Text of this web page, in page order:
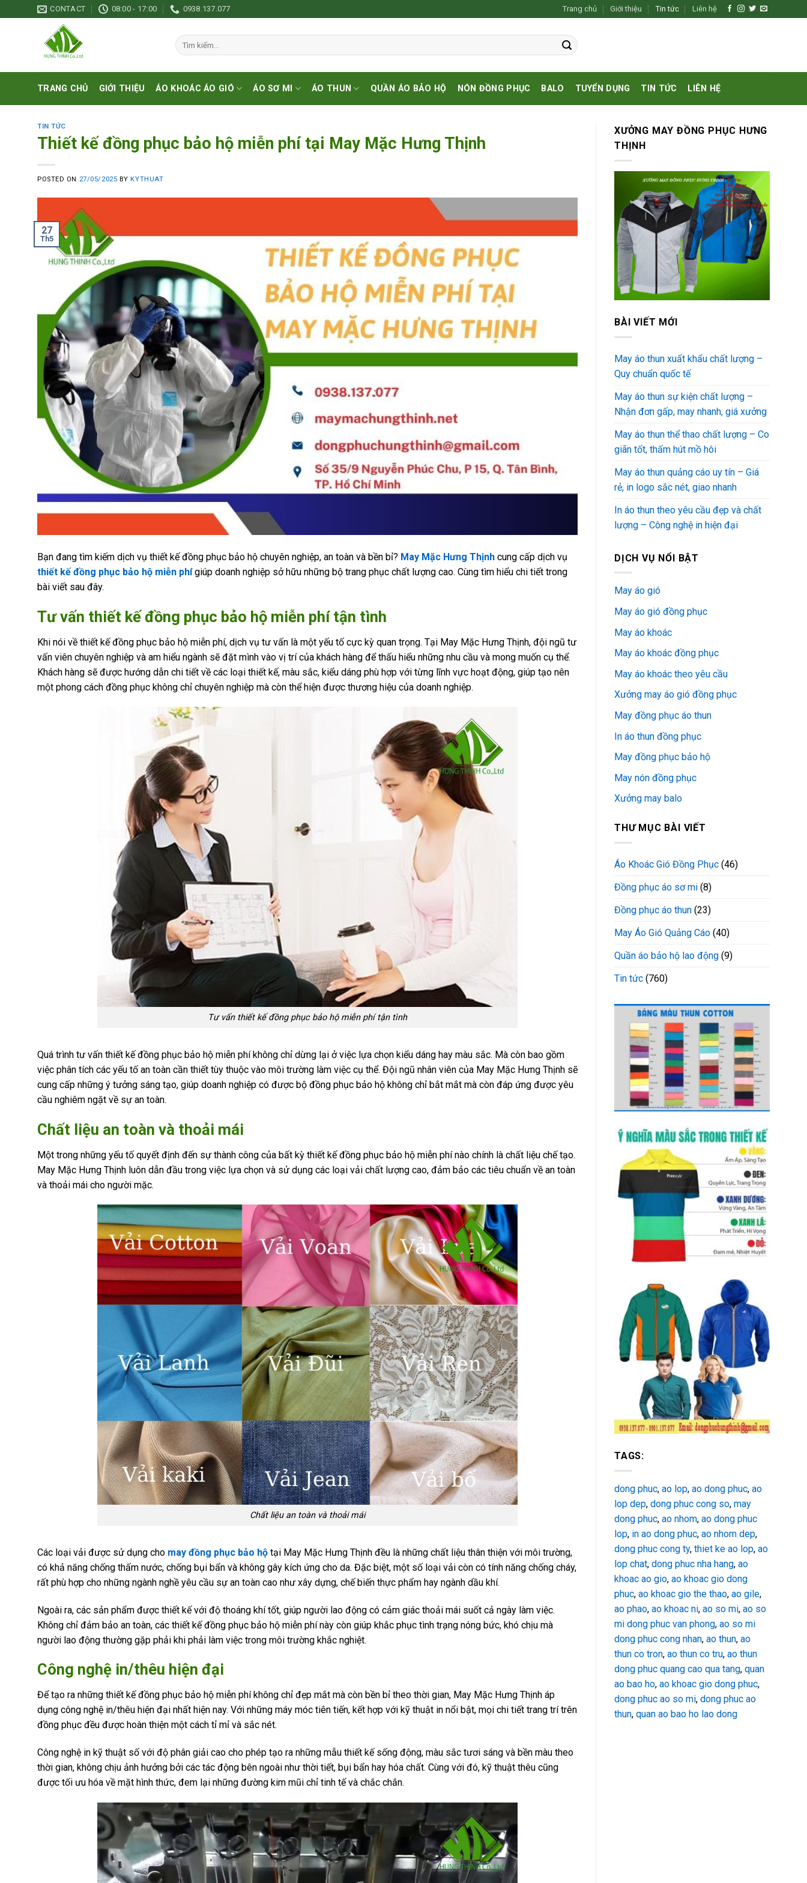
to
CONTACT 08:00 - 17:00 0938.137.077 Trang chủ Giới thiệu Tin tức Liên hệ
Tìm
kiếm:
TRANG CHỦ GIỚI THIỆU ÁO KHOÁC ÁO GIÓ ÁO SƠ MI ÁO THUN QUẦN ÁO BẢO HỘ NÓN ĐỒNG PHỤC BALO TUYỂN DỤNG TIN TỨC LIÊN HỆ
TIN TỨC
Thiết kế đồng phục bảo hộ miễn phí tại May Mặc Hưng Thịnh
POSTED ON 27/05/2025 BYKYTHUAT
27
Th5
Bạn đang tìm kiếm dịch vụ thiết kế đồng phục bảo hộ chuyên nghiệp, an toàn và bền bỉ? May Mặc Hưng Thịnh cung cấp dịch vụ
thiết kế đồng phục bảo hộ miễn phígiúp doanh nghiệp sở hữu những bộ trang phục chất lượng cao. Cùng tìm hiểu chi tiết trong
bài viết sau đây.
Tư vấn thiết kế đồng phục bảo hộ miễn phí tận tình
Khi nói về thiết kế đồng phục bảo hộ miễn phí, dịch vụ tư vấn là một yếu tố cực kỳ quan trọng. Tại May Mặc Hưng Thịnh, đội ngũ tư
vấn viên chuyên nghiệp và am hiểu ngành sẽ đặt mình vào vị trí của khách hàng để thấu hiểu những nhu cầu và mong muốn cụ thể.
Khách hàng sẽ được hướng dẫn chi tiết về các loại thiết kế, màu sắc, kiểu dáng phù hợp với từng lĩnh vực hoạt động, giúp tạo nên
một phong cách đồng phục không chỉ chuyên nghiệp mà còn thể hiện được thương hiệu của doanh nghiệp.
Tư vấn thiết kế đồng phục bảo hộ miễn phí tận tình
Quá trình tư vấn thiết kế đồng phục bảo hộ miễn phí không chỉ dừng lại ở việc lựa chọn kiểu dáng hay màu sắc. Mà còn bao gồm
việc phân tích các yếu tố an toàn cần thiết tùy thuộc vào môi trường làm việc cụ thể. Đội ngũ nhân viên của May Mặc Hưng Thịnh sẽ
cung cấp những ý tưởng sáng tạo, giúp doanh nghiệp có được bộ đồng phục bảo hộ không chỉ bắt mắt mà còn đáp ứng được yêu
cầu nghiêm ngặt về sự an toàn.
Chất liệu an toàn và thoải mái
Một trong những yếu tố quyết định đến sự thành công của bất kỳ thiết kế đồng phục bảo hộ miễn phí nào chính là chất liệu chế tạo.
May Mặc Hưng Thịnh luôn dẫn đầu trong việc lựa chọn và sử dụng các loại vải chất lượng cao, đảm bảo các tiêu chuẩn về an toàn
và thoải mái cho người mặc.
Chất liệu an toàn và thoải mái
Các loại vải được sử dụng cho may đồng phục bảo hộ tại May Mặc Hưng Thịnh đều là những chất liệu thân thiện với môi trường,
có khả năng chống thấm nước, chống bụi bẩn và không gây kích ứng cho da. Đặc biệt, một số loại vải còn có tính năng chống cháy,
rất phù hợp cho những ngành nghề yêu cầu sự an toàn cao như xây dựng, chế biến thực phẩm hay ngành dầu khí.
Ngoài ra, các sản phẩm được thiết kế với độ thoáng khí tốt, giúp người lao động có cảm giác thoải mái suốt cả ngày làm việc.
Không chỉ đảm bảo an toàn, các thiết kế đồng phục bảo hộ miễn phí này còn giúp khắc phục tình trạng nóng bức, khó chịu mà
người lao động thường gặp phải khi phải làm việc trong môi trường khắc nghiệt.
Công nghệ in/thêu hiện đại
Để tạo ra những thiết kế đồng phục bảo hộ miễn phí không chỉ đẹp mắt mà còn bền bỉ theo thời gian, May Mặc Hưng Thịnh áp
dụng công nghệ in/thêu hiện đại nhất hiện nay. Với những máy móc tiên tiến, kết hợp với kỹ thuật in nổi bật, mọi chi tiết trang trí trên
đồng phục đều được hoàn thiện một cách tỉ mỉ và sắc nét.
Công nghệ in kỹ thuật số với độ phân giải cao cho phép tạo ra những mẫu thiết kế sống động, màu sắc tươi sáng và bền màu theo
thời gian, không chịu ảnh hưởng bởi các tác động bên ngoài như thời tiết, bụi bẩn hay hóa chất. Cùng với đó, kỹ thuật thêu cũng
được tối ưu hóa về mặt hình thức, đem lại những đường kim mũi chỉ tinh tế và chắc chắn.
XƯỞNG MAY ĐỒNG PHỤC HƯNG
THỊNH
BÀI VIẾT MỚI
May áo thun xuất khẩu chất lượng –
Quy chuẩn quốc tế
May áo thun sự kiện chất lượng –
Nhận đơn gấp, may nhanh, giá xưởng
May áo thun thể thao chất lượng – Co
giãn tốt, thấm hút mồ hôi
May áo thun quảng cáo uy tín – Giá
rẻ, in logo sắc nét, giao nhanh
In áo thun theo yêu cầu đẹp và chất
lượng – Công nghệ in hiện đại
DỊCH VỤ NỔI BẬT
May áo gió
May áo gió đồng phục
May áo khoác
May áo khoác đồng phục
May áo khoác theo yêu cầu
Xưởng may áo gió đồng phục
May đồng phục áo thun
In áo thun đồng phục
May đồng phục bảo hộ
May nón đồng phục
Xưởng may balo
THƯ MỤC BÀI VIẾT
Áo Khoác Gió Đồng Phục (46)
Đồng phục áo sơ mi (8)
Đồng phục áo thun (23)
May Áo Gió Quảng Cáo (40)
Quần áo bảo hộ lao động (9)
Tin tức (760)
TAGS:
dong phuc, ao lop, ao dong phuc, ao
lop dep, dong phuc cong so, may
dong phuc, ao nhom, ao dong phuc
lop, in ao dong phuc, ao nhom dep,
dong phuc cong ty, thiet ke ao lop, ao
lop chat, dong phuc nha hang, ao
khoac ao gio, ao khoac gio dong
phuc, ao khoac gio the thao, ao gile,
ao phao, ao khoac ni, ao so mi, ao so
mi dong phuc van phong, ao so mi
dong phuc cong nhan, ao thun, ao
thun co tron, ao thun co tru, ao thun
dong phuc quang cao qua tang, quan
ao bao ho, ao khoac gio dong phuc,
dong phuc ao so mi, dong phuc ao
thun, quan ao bao ho lao dong